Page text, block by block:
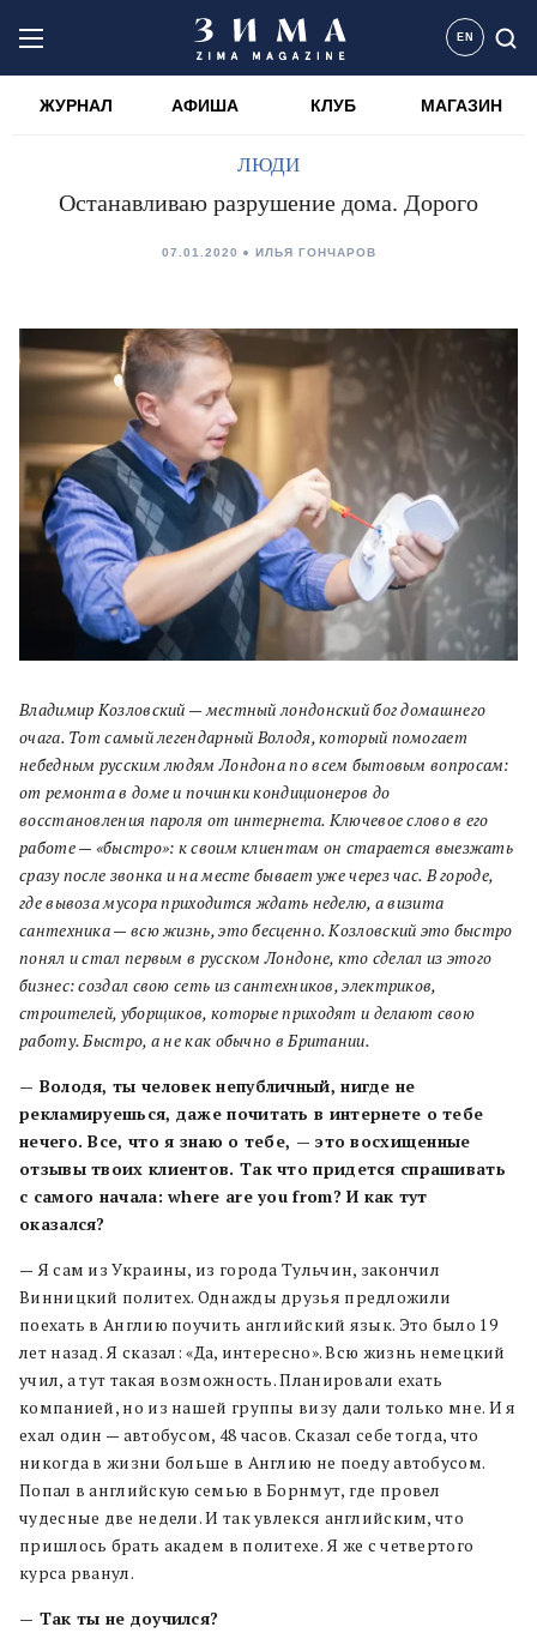
EN
ЖУРНАЛ АФИША КЛУБ МАГАЗИН
ЛЮДИ
Останавливаю разрушение дома. Дорого
07.01.2020 ИЛЬЯ ГОНЧАРОВ
Владимир Козловский — местный лондонский бог домашнего
очага. Тот самый легендарный Володя, который помогает
небедным русским людям Лондона по всем бытовым вопросам:
от ремонта в доме и починки кондиционеров до
восстановления пароля от интернета. Ключевое слово в его
работе — «быстро»: к своим клиентам он старается выезжать
сразу после звонка и на месте бывает уже через час. В городе,
где вывоза мусора приходится ждать неделю, а визита
сантехника — всю жизнь, это бесценно. Козловский это быстро
понял и стал первым в русском Лондоне, кто сделал из этого
бизнес: создал свою сеть из сантехников, электриков,
строителей, уборщиков, которые приходят и делают свою
работу. Быстро, а не как обычно в Британии.
— Володя, ты человек непубличный, нигде не
рекламируешься, даже почитать в интернете о тебе
нечего. Все, что я знаю о тебе, — это восхищенные
отзывы твоих клиентов. Так что придется спрашивать
с самого начала: where are you from? И как тут
оказался?
— Я сам из Украины, из города Тульчин, закончил
Винницкий политех. Однажды друзья предложили
поехать в Англию поучить английский язык. Это было 19
лет назад. Я сказал: «Да, интересно». Всю жизнь немецкий
учил, а тут такая возможность. Планировали ехать
компанией, но из нашей группы визу дали только мне. И я
ехал один — автобусом, 48 часов. Сказал себе тогда, что
никогда в жизни больше в Англию не поеду автобусом.
Попал в английскую семью в Борнмут, где провел
чудесные две недели. И так увлекся английским, что
пришлось брать академ в политехе. Я же с четвертого
курса рванул.
— Так ты не доучился?